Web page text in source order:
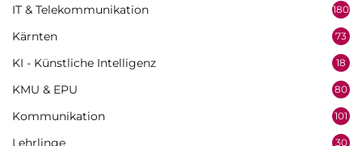
IT & Telekommunikation 180
Kärnten 73
KI - Künstliche Intelligenz 18
KMU & EPU 80
Kommunikation 101
Lehrlinge 30